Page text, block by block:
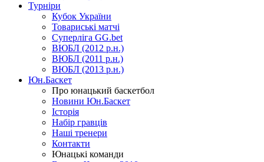
Турніри
Кубок України
Товариські матчі
Суперліга GG.bet
ВЮБЛ (2012 р.н.)
ВЮБЛ (2011 р.н.)
ВЮБЛ (2013 р.н.)
Юн.Баскет
Про юнацький баскетбол
Новини Юн.Баскет
Історія
Набір гравців
Наші тренери
Контакти
Юнацькі команди